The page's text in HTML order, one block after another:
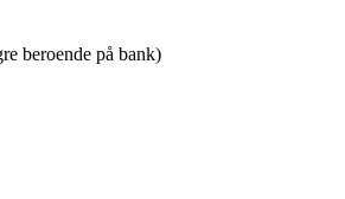
beroende på bank)